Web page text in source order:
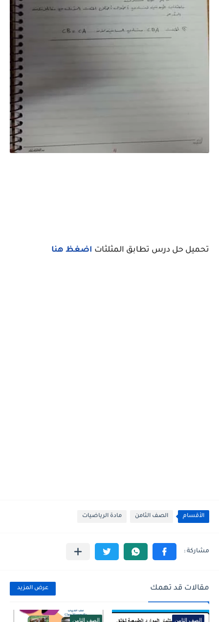
تحميل حل درس تطابق المثلثات اضغظ هنا
الأقسام الصف الثامن مادة الرياضيات
مقالات قد تهمك عرض المزيد
الصف الثامن الصف الثامن